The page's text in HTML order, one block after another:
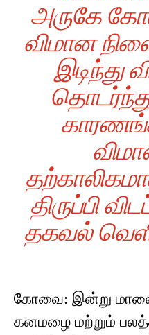
அருகே
விமான
இடிந்து
திருப்பி
தகவல்
கோவை: இன்று
கனமழை மற்றும்